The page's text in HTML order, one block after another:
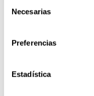
Necesarias
Preferencias
Estadística